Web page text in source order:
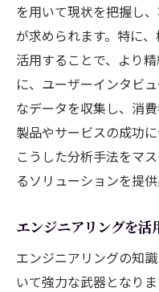
を用いて現状を把握し
が求められます。特に
活用することで、より
に、ユーザーインタビ
なデータを収集し、消
製品やサービスの成功
こうした分析手法をマ
るソリューションを提
エンジニアリングを活
エンジニアリングの知
いて強力な武器となり